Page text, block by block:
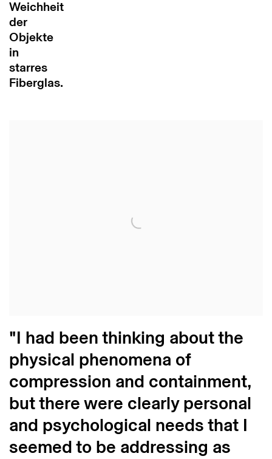
Weichheit
der
Objekte
in
starres
Fiberglas.
" I had been thinking about the
physical phenomena of
compression and containment,
but there were clearly personal
and psychological needs that I
seemed to be addressing as